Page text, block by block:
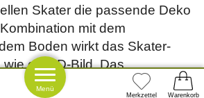
Skater die passende Deko
mit dem
Boden wirkt das Skater-
ein 3D-Bild. Das
Skater Wandtattoo
kann mit
Warenkorb
Merkzettel
Menü